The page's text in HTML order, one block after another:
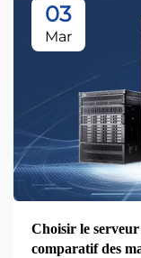
03
Mar
Choisir le
comparatif des